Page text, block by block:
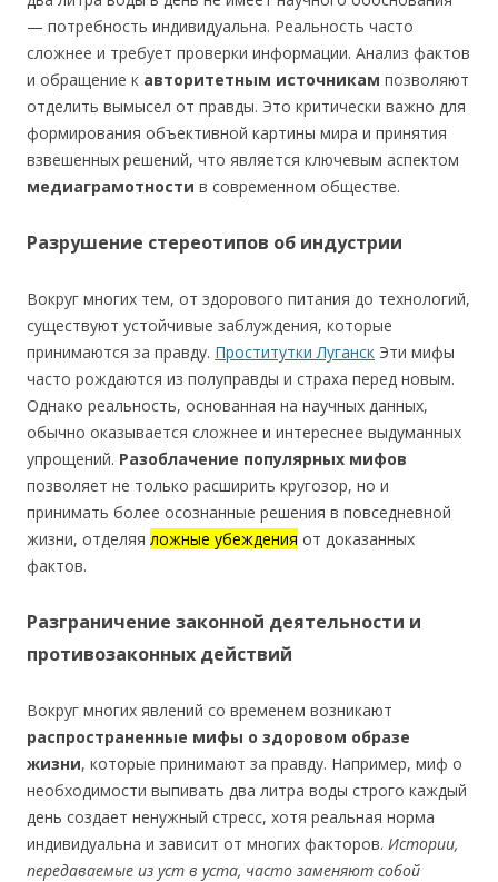
— потребность индивидуальна. Реальность часто
сложнее и требует проверки информации. Анализ фактов
и обращение к авторитетным источникам позволяют
отделить вымысел от правды. Это критически важно для
формирования объективной картины мира и принятия
взвешенных решений, что является ключевым аспектом
медиаграмотности в современном обществе.
Разрушение стереотипов об индустрии
Вокруг многих тем, от здорового питания до технологий,
существуют устойчивые заблуждения, которые
принимаются за правду. Проститутки Луганск Эти мифы
часто рождаются из полуправды и страха перед новым.
Однако реальность, основанная на научных данных,
обычно оказывается сложнее и интереснее выдуманных
упрощений. Разоблачение популярных мифов
позволяет не только расширить кругозор, но и
принимать более осознанные решения в повседневной
жизни, отделяя ложные убеждения от доказанных
фактов.
Разграничение законной деятельности и
противозаконных действий
Вокруг многих явлений со временем возникают
распространенные мифы о здоровом образе
жизни, которые принимают за правду. Например, миф о
необходимости выпивать два литра воды строго каждый
день создает ненужный стресс, хотя реальная норма
индивидуальна и зависит от многих факторов. Истории,
передаваемые из уст в уста, часто заменяют собой